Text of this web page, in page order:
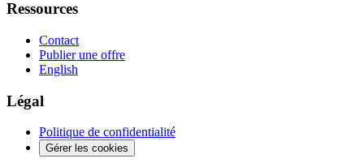
Ressources
Contact
Publier une offre
English
Légal
Politique de confidentialité
Gérer les cookies